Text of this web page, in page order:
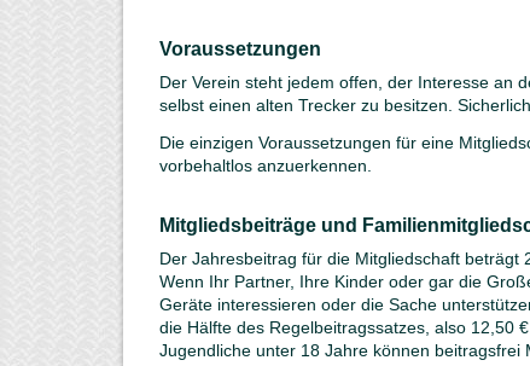
Voraussetzungen
Der Verein steht jedem offen, der Interesse an
selbst einen alten Trecker zu besitzen.
Die einzigen Voraussetzungen für eine
vorbehaltlos anzuerkennen.
Mitgliedsbeiträge und
Der Jahresbeitrag für die Mitgliedschaft beträgt
Wenn Ihr Partner, Ihre Kinder oder gar die
Geräte interessieren oder die Sache
die Hälfte des Regelbeitragssatzes, also 12,50
Jugendliche unter 18 Jahre können beitragsfrei